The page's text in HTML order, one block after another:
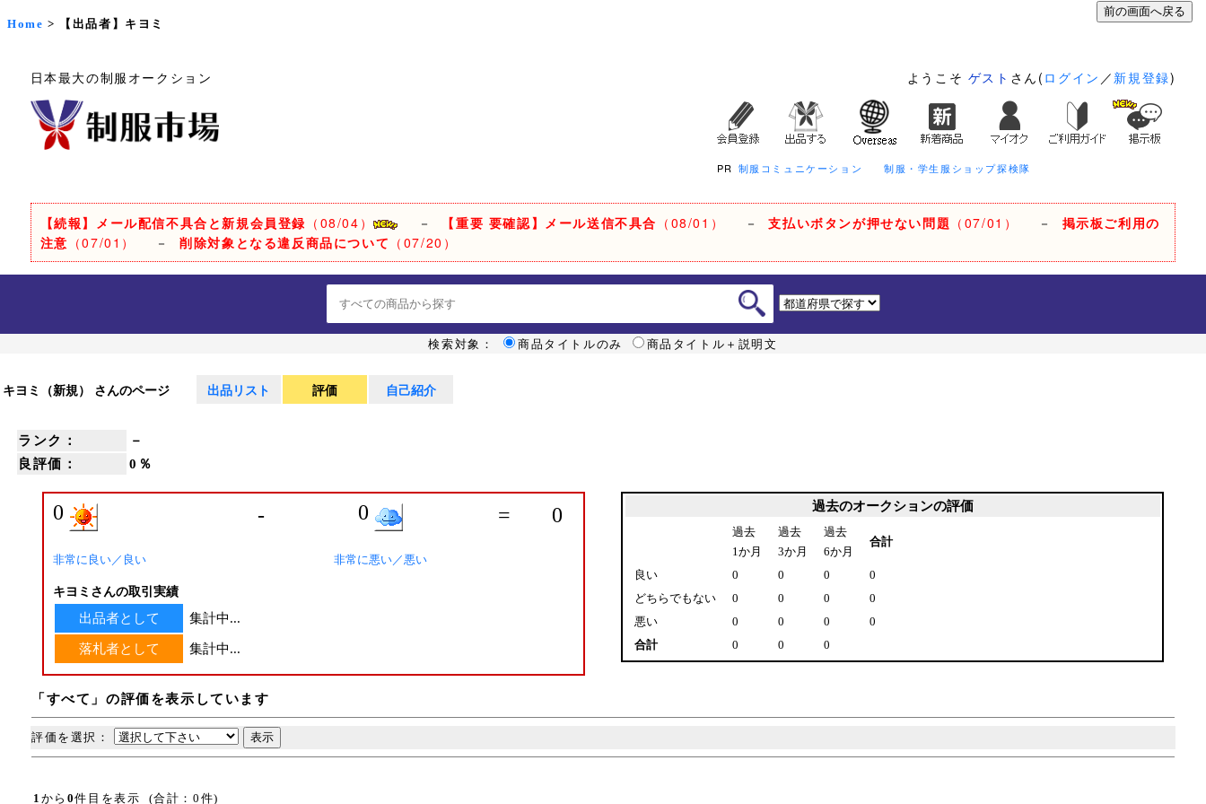
Home > 【出品者】キヨミ
日本最大の制服オークション ようこそ ゲスト さん( ログイン ／ 新規登録)
PR 制服コミュニケーション 制服・学生服ショップ探検隊
【続報】メール配信不具合と新規会員登録 （08/04） － 【重要 要確認】メール送信不具合 （08/01） －支払いボタンが押せない問題 （07/01） － 掲示板ご利用の
注意 （07/01） －削除対象となる違反商品について （07/20）
検索対象： 商品タイトルのみ 商品タイトル＋説明文
キヨミ（新規） さんのページ 出品リスト 評価 自己紹介
ランク：
－
良評価：
0％
0 - 0 = 0
非常に良い／良い 非常に悪い／悪い
キヨミさんの取引実績
出品者として 集計中...
落札者として 集計中...
過去のオークションの評価
過去
1か月
過去
3か月
過去
6か月
合計
良い 0 0 0
0
どちらでもない
0 0 0
0
悪い
0 0 0
0
合計
0 0 0
「すべて」の評価を表示しています
評価を選択：
1 から 0件目を表示 (合計：0件)